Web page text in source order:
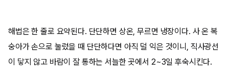
해법은 한 줄로 요약된다. 단단하면 상온, 무르면 냉장이다. 사 온 복
숭아가 손으로 눌렀을 때 단단하다면 아직 덜 익은 것이니, 직사광선
이 닿지 않고 바람이 잘 통하는 서늘한 곳에서 2~3일 후숙시킨다.